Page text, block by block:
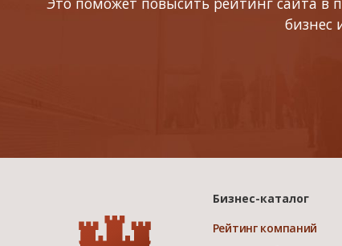
бизнес
Бизнес-каталог
Рейтинг компаний